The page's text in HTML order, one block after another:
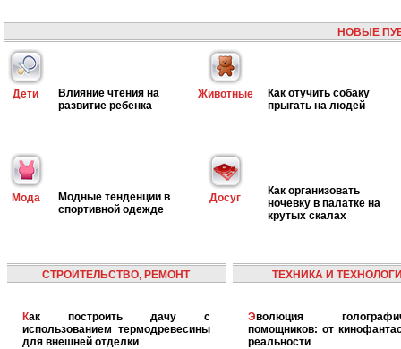
НОВЫЕ
Дети
Влияние чтения на
развитие ребенка
Животные
Как отучить собаку
прыгать на людей
Мода
Модные тенденции в
спортивной одежде
Досуг
Как организовать
ночевку в палатке на
крутых скалах
СТРОИТЕЛЬСТВО, РЕМОНТ
Как построить дачу с
использованием термодревесины
для внешней отделки
ТЕХНИКА И
Эволюция голографических
помощников: от
реальности